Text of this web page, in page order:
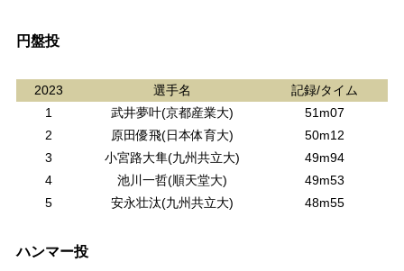
円盤投
2023 選手名
記録/タイム
1
武井夢叶(京都産業大)
51m07
2
原田優飛(日本体育大)
50m12
3
小宮路大隼(九州共立大)
49m94
4
池川一哲(順天堂大)
49m53
5
安永壮汰(九州共立大) 48m55
ハンマー投